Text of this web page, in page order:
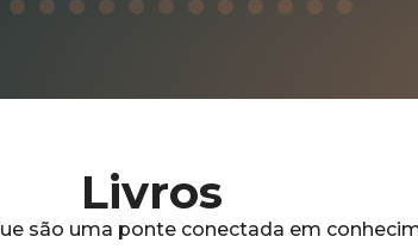
Livros
são uma ponte conectada em